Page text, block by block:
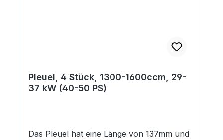
Pleuel, 4 Stück, 1300-1600ccm, 29-
37 kW (40-50 PS)
Das Pleuel hat eine Länge von 137mm und